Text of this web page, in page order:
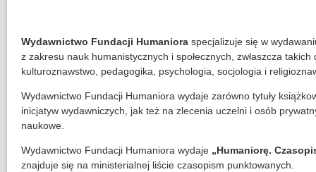
Wydawnictwo Fundacji Humaniora specjalizuje się w
z zakresu nauk humanistycznych i społecznych, zwłaszcza
kulturoznawstwo, pedagogika, psychologia, socjologia i
Wydawnictwo Fundacji Humaniora wydaje zarówno tytuły
inicjatyw wydawniczych, jak też na zlecenia uczelni i osób
naukowe.
Wydawnictwo Fundacji Humaniora wydaje „Humaniorę.
znajduje się na ministerialnej liście czasopism punktowanych.